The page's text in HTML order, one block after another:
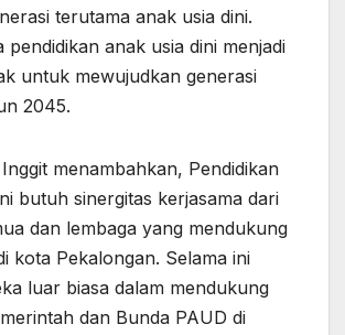
terutama anak usia dini.
anak usia dini menjadi
untuk mewujudkan generasi
2045.
menambahkan, Pendidikan
butuh sinergitas kerjasama dari
dan lembaga yang mendukung
kota Pekalongan. Selama ini
luar biasa dalam mendukung
dan Bunda PAUD di